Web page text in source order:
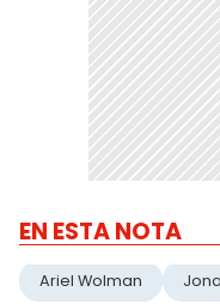
EN ESTA NOTA
Ariel Wolman